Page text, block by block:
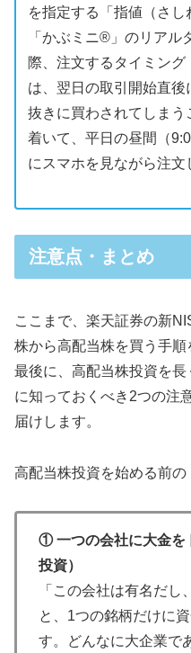
を指定する「指値（さし
「かぶミニ®」のリアル
際、注文するタイミン
は、翌日の取引開始直
抜きに買わされてしまう
着いて、平日の昼間（
にスマホを見ながら注文
注意点・まとめ
ここまで、楽天証券の新
株から高配当株を買う手順
最後に、高配当株投資を
に知っておくべき2つの注
届けします。
高配当株投資を始める前の
① 一つの会社に大金を
投資）
「この会社は有名だし
と、1つの銘柄だけに
す。どんなに大企業で